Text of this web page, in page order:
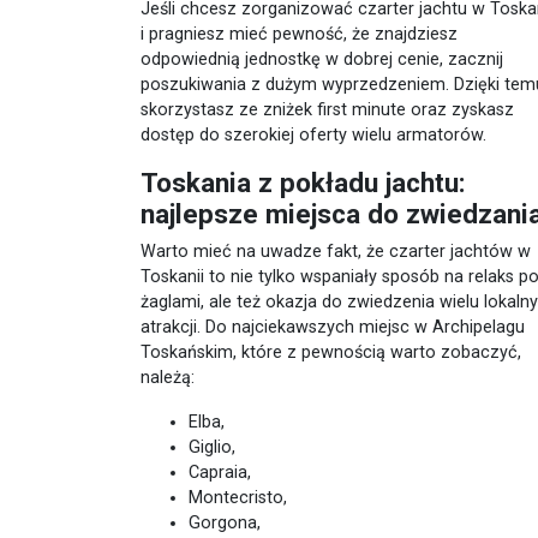
Jeśli chcesz zorganizować czarter jachtu w
i pragniesz mieć pewność, że znajdziesz
odpowiednią jednostkę w dobrej cenie, zacznij
poszukiwania z dużym wyprzedzeniem. Dzięki
skorzystasz ze zniżek first minute oraz zyskasz
dostęp do szerokiej oferty wielu armatorów.
Toskania z pokładu jachtu:
najlepsze miejsca do
Warto mieć na uwadze fakt, że czarter jachtów w
Toskanii to nie tylko wspaniały sposób na relaks
żaglami, ale też okazja do zwiedzenia wielu
atrakcji. Do najciekawszych miejsc w Archipelagu
Toskańskim, które z pewnością warto zobaczyć,
należą:
Elba,
Giglio,
Capraia,
Montecristo,
Gorgona,